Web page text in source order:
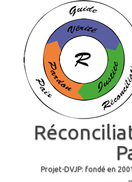
Projet-DVJP: fondé en